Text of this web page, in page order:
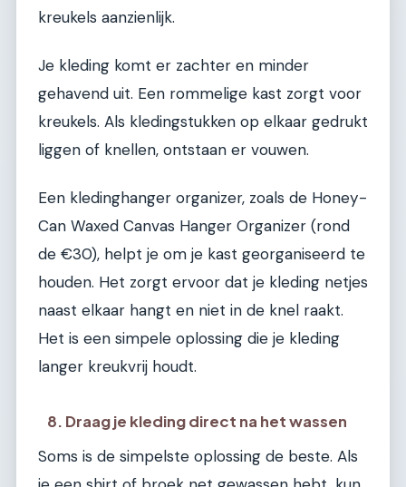
kreukels aanzienlijk.
Je kleding komt er zachter en minder
gehavend uit. Een rommelige kast zorgt voor
kreukels. Als kledingstukken op elkaar gedrukt
liggen of knellen, ontstaan er vouwen.
Een kledinghanger organizer, zoals de Honey-
Can Waxed Canvas Hanger Organizer (rond
de €30), helpt je om je kast georganiseerd te
houden. Het zorgt ervoor dat je kleding netjes
naast elkaar hangt en niet in de knel raakt.
Het is een simpele oplossing die je kleding
langer kreukvrij houdt.
8. Draag je kleding direct na het wassen
Soms is de simpelste oplossing de beste. Als